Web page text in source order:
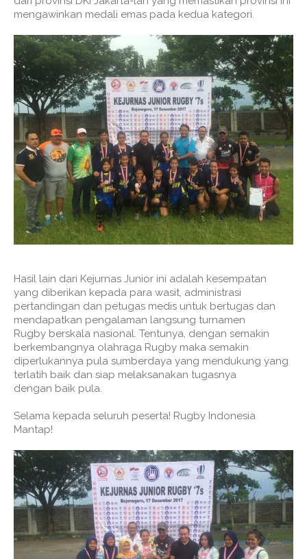
mengawinkan medali emas pada kedua kategori.
Hasil lain dari Kejurnas Junior ini adalah kesempatan
yang diberikan kepada para wasit, administrasi
pertandingan dan petugas medis untuk bertugas dan
mendapatkan pengalaman langsung turnamen
Rugby berskala nasional. Tentunya, dengan semakin
berkembangnya olahraga Rugby maka semakin
diperlukannya pula sumberdaya yang mendukung yang
terlatih baik dan siap melaksanakan tugasnya
dengan baik pula.
Selama kepada seluruh peserta! Rugby Indonesia
Mantap!